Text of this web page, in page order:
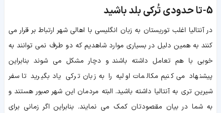
5- تا حدودی تُرکی بلد باشید
در آنتالیا اغلب توریستان به زبان انگلیسی با اهالی شهر ارتباط بر قرار می
کنند به همین دلیل در بسیاری موارد شاهدیم که دو طرف نمی توانند به
خوبی با هم تعامل داشته باشند و دچار مشکل می شوند بنابراین
پیشنهاد می کنیم مکالمات اولیه را به زبان ترکی یاد بگیرید تا سفر
شیرین تری به آنتالیا داشته باشید. البته مردمان این شهر صبور هستند و
به شما در بیان مقصودتان کمک می نمایند. بنابراین اگر زمانی برای